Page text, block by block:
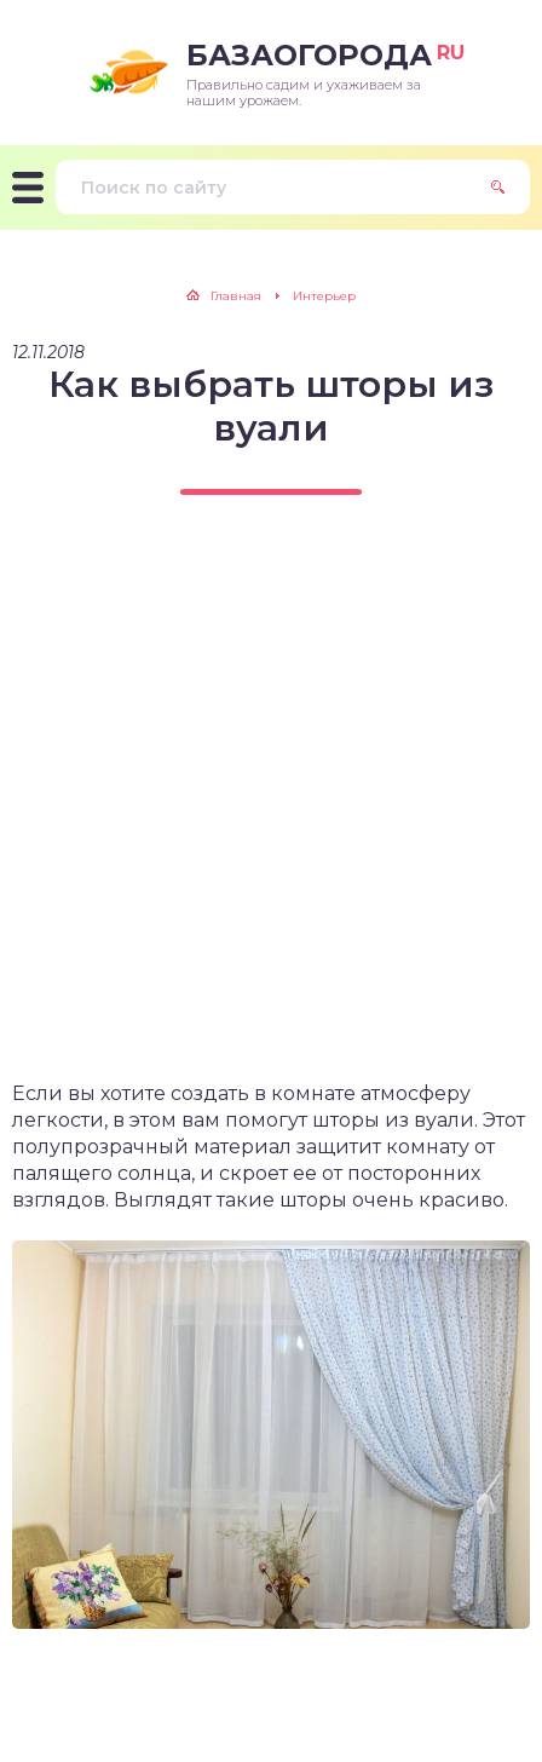
БАЗАОГОРОДА RU
Правильно садим и ухаживаем за
нашим урожаем.
Главная Интерьер
12.11.2018
Как выбрать шторы из
вуали
Если вы хотите создать в комнате атмосферу
легкости, в этом вам помогут шторы из вуали. Этот
полупрозрачный материал защитит комнату от
палящего солнца, и скроет ее от посторонних
взглядов. Выглядят такие шторы очень красиво.